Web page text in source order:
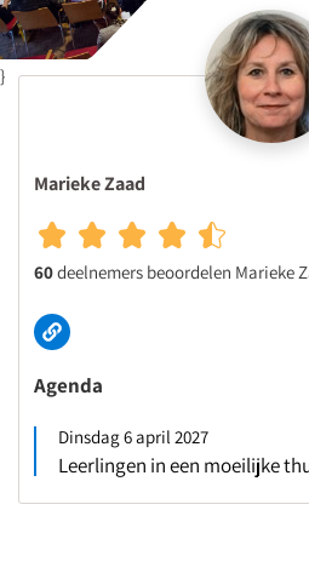
}
Marieke Zaad
60deelnemers beoordelen Marieke
Agenda
Dinsdag 6 april 2027
Leerlingen in een moeilijke